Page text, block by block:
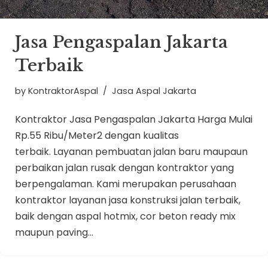
Jasa Pengaspalan Jakarta
Terbaik
by KontraktorAspal Jasa Aspal Jakarta
Kontraktor Jasa Pengaspalan Jakarta Harga Mulai
Rp.55 Ribu/Meter2 dengan kualitas
terbaik. Layanan pembuatan jalan baru maupaun
perbaikan jalan rusak dengan kontraktor yang
berpengalaman. Kami merupakan perusahaan
kontraktor layanan jasa konstruksi jalan terbaik,
baik dengan aspal hotmix, cor beton ready mix
maupun paving…